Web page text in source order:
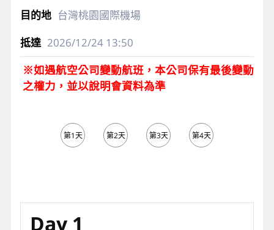
台灣桃園國際機場
2026/12/2413:50
※如遇航空公司變動航班，本公司保有最後變動
之權力，並以說明會資料為準
第1天 第2天 第3天 第4天
Day 1